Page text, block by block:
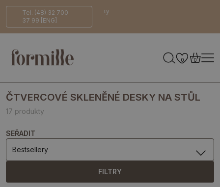
Tel. (48) 32 700
37 99 [ENG]
Bezpečné
doručení
Ekologicky
0 0
ČTVERCOVÉ SKLENĚNÉ DESKY NA STŮL
17 produkty
SEŘADIT
Bestsellery
FILTRY